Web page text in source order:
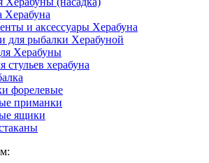
Херабуна
и аксессуары Херабуна
для рыбалки Херабуной
Херабуны
стульев херабуна
форелевые
приманки
ящики